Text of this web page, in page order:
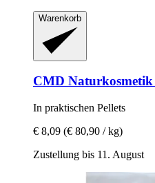
Warenkorb
CMD Naturkosmetik
In praktischen Pellets
€ 8,09 (€ 80,90 / kg)
Zustellung bis 11. August